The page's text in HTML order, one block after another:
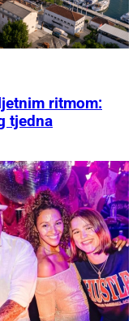
ritmom:
tjedna